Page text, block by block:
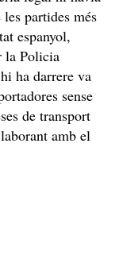
les partides més
espanyol,
la Policia
ha darrere va
sense
de transport
amb el